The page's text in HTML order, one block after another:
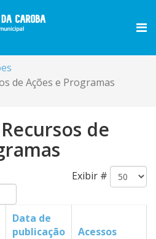
de Ações e Programas
de
Exibir #
Data de
publicação
Acessos